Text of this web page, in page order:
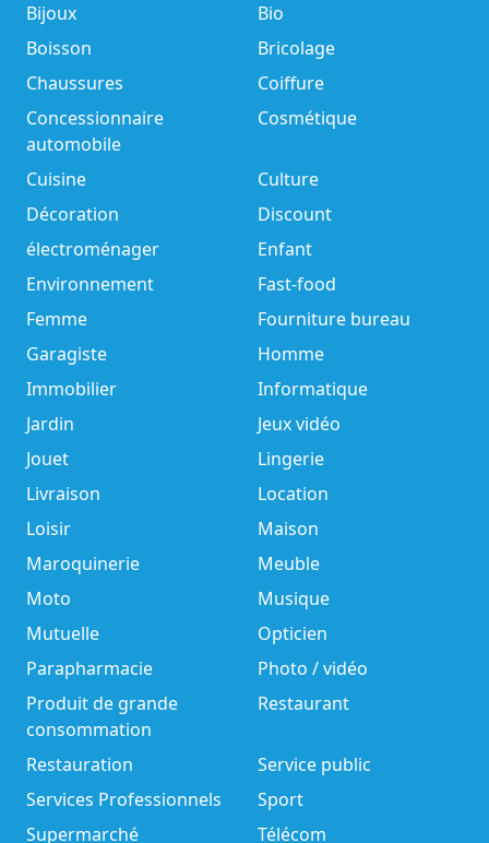
Bijoux
Bio
Boisson
Bricolage
Chaussures
Coiffure
Concessionnaire
automobile
Cosmétique
Cuisine
Culture
Décoration
Discount
électroménager
Enfant
Environnement
Fast-food
Femme
Fourniture bureau
Garagiste
Homme
Immobilier
Informatique
Jardin
Jeux vidéo
Jouet
Lingerie
Livraison
Location
Loisir
Maison
Maroquinerie
Meuble
Moto
Musique
Mutuelle
Opticien
Parapharmacie
Photo / vidéo
Produit de grande
consommation
Restaurant
Restauration
Service public
Services Professionnels
Sport
Supermarché
Télécom